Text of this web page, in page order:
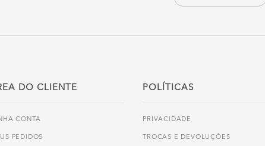
DO CLIENTE
CONTA
PEDIDOS
POLÍTICAS
PRIVACIDADE
TROCAS E DEVOLUÇÕES